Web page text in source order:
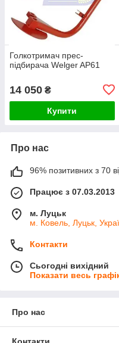
Голкотримач прес-
підбирача Welger AP61
14 050 ₴
Купити
Про нас
96% позитивних з 70
Працює з 07.03.2013
м. Луцьк
м. Ковель, Луцьк,
Контакти
Сьогодні вихідний
Показати весь
Про нас